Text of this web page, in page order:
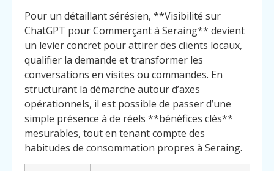
Contact
Appelez
Pour un détaillant sérésien, **Visibilité sur
ChatGPT pour Commerçant à Seraing** devient
un levier concret pour attirer des clients locaux,
qualifier la demande et transformer les
conversations en visites ou commandes. En
structurant la démarche autour d’axes
opérationnels, il est possible de passer d’une
simple présence à de réels **bénéfices clés**
mesurables, tout en tenant compte des
habitudes de consommation propres à Seraing.